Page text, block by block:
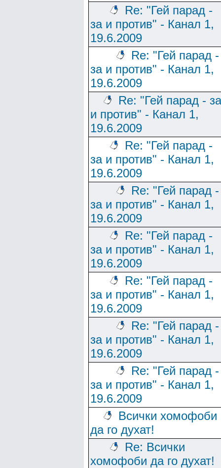
Re: "Гей парад -
за и против" - Канал 1,
19.6.2009
Re: "Гей парад -
за и против" - Канал 1,
19.6.2009
Re: "Гей парад - за
и против" - Канал 1,
19.6.2009
Re: "Гей парад -
за и против" - Канал 1,
19.6.2009
Re: "Гей парад -
за и против" - Канал 1,
19.6.2009
Re: "Гей парад -
за и против" - Канал 1,
19.6.2009
Re: "Гей парад -
за и против" - Канал 1,
19.6.2009
Re: "Гей парад -
за и против" - Канал 1,
19.6.2009
Re: "Гей парад -
за и против" - Канал 1,
19.6.2009
Всички хомофоби
да го духат!
Re: Всички
хомофоби да го духат!